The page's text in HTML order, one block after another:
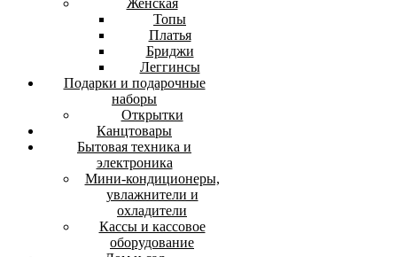
Женская
Топы
Платья
Бриджи
Леггинсы
Подарки и подарочные
наборы
Открытки
Канцтовары
Бытовая техника и
электроника
Мини-кондиционеры,
увлажнители и
охладители
Кассы и кассовое
оборудование